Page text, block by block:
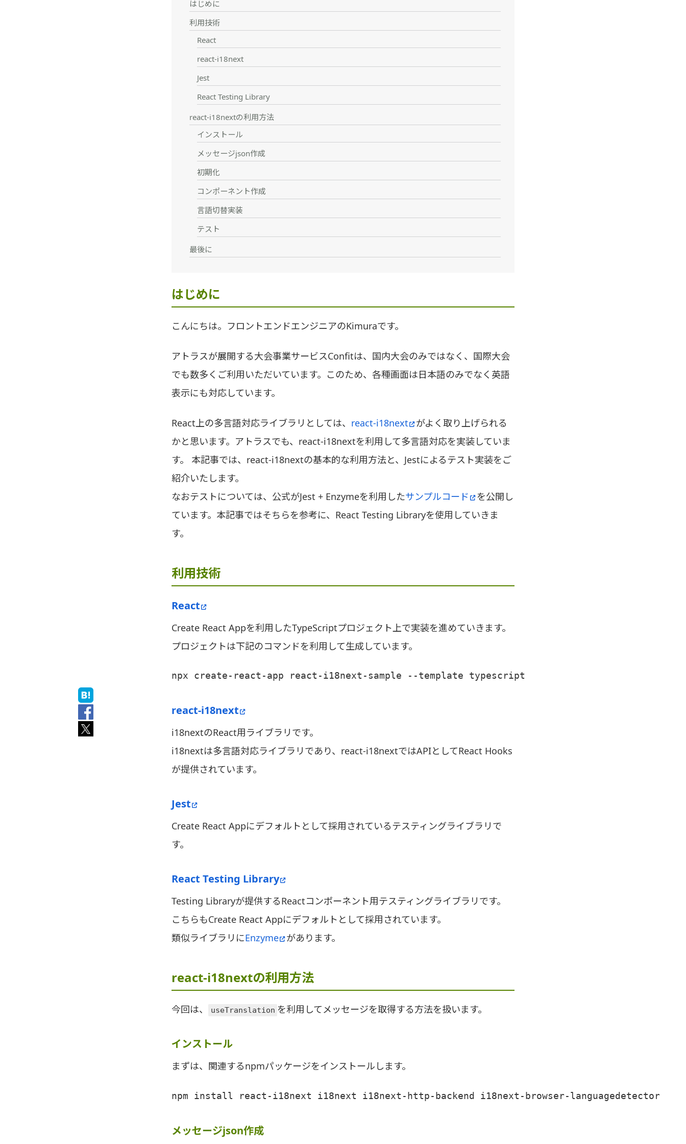
はじめに
利用技術
React
react-i18next
Jest
React Testing Library
react-i18nextの利用方法
インストール
メッセージjson作成
初期化
コンポーネント作成
言語切替実装
テスト
最後に
はじめに
こんにちは。フロントエンドエンジニアのKimuraです。
アトラスが展開する大会事業サービスConfitは、国内大会のみではなく、国際大会
でも数多くご利用いただいています。このため、各種画面は日本語のみでなく英語
表示にも対応しています。
React上の多言語対応ライブラリとしては、 react-i18next
がよく取り上げられる
かと思います。アトラスでも、react-i18nextを利用して多言語対応を実装していま
す。 本記事では、react-i18nextの基本的な利用方法と、Jestによるテスト実装をご
紹介いたします。
なおテストについては、公式がJest + Enzymeを利用したサンプルコード
を公開し
ています。本記事ではそちらを参考に、React Testing Libraryを使用していきま
す。
利用技術
React
Create React Appを利用したTypeScriptプロジェクト上で実装を進めていきます。
プロジェクトは下記のコマンドを利用して生成しています。
npx create-react-app react-i18next-sample --template typescript
react-i18next
i18nextのReact用ライブラリです。
i18nextは多言語対応ライブラリであり、react-i18nextではAPIとしてReact Hooks
が提供されています。
Jest
Create React Appにデフォルトとして採用されているテスティングライブラリで
す。
React Testing Library
Testing Libraryが提供するReactコンポーネント用テスティングライブラリです。
こちらもCreate React Appにデフォルトとして採用されています。
類似ライブラリにEnzyme があります。
react-i18nextの利用方法
今回は、 useTranslation を利用してメッセージを取得する方法を扱います。
インストール
まずは、関連するnpmパッケージをインストールします。
npm install react-i18next i18next i18next-http-backend i18next-browser-languagedetector
メッセージjson作成